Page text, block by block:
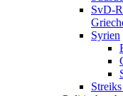
SvD-
Syrien